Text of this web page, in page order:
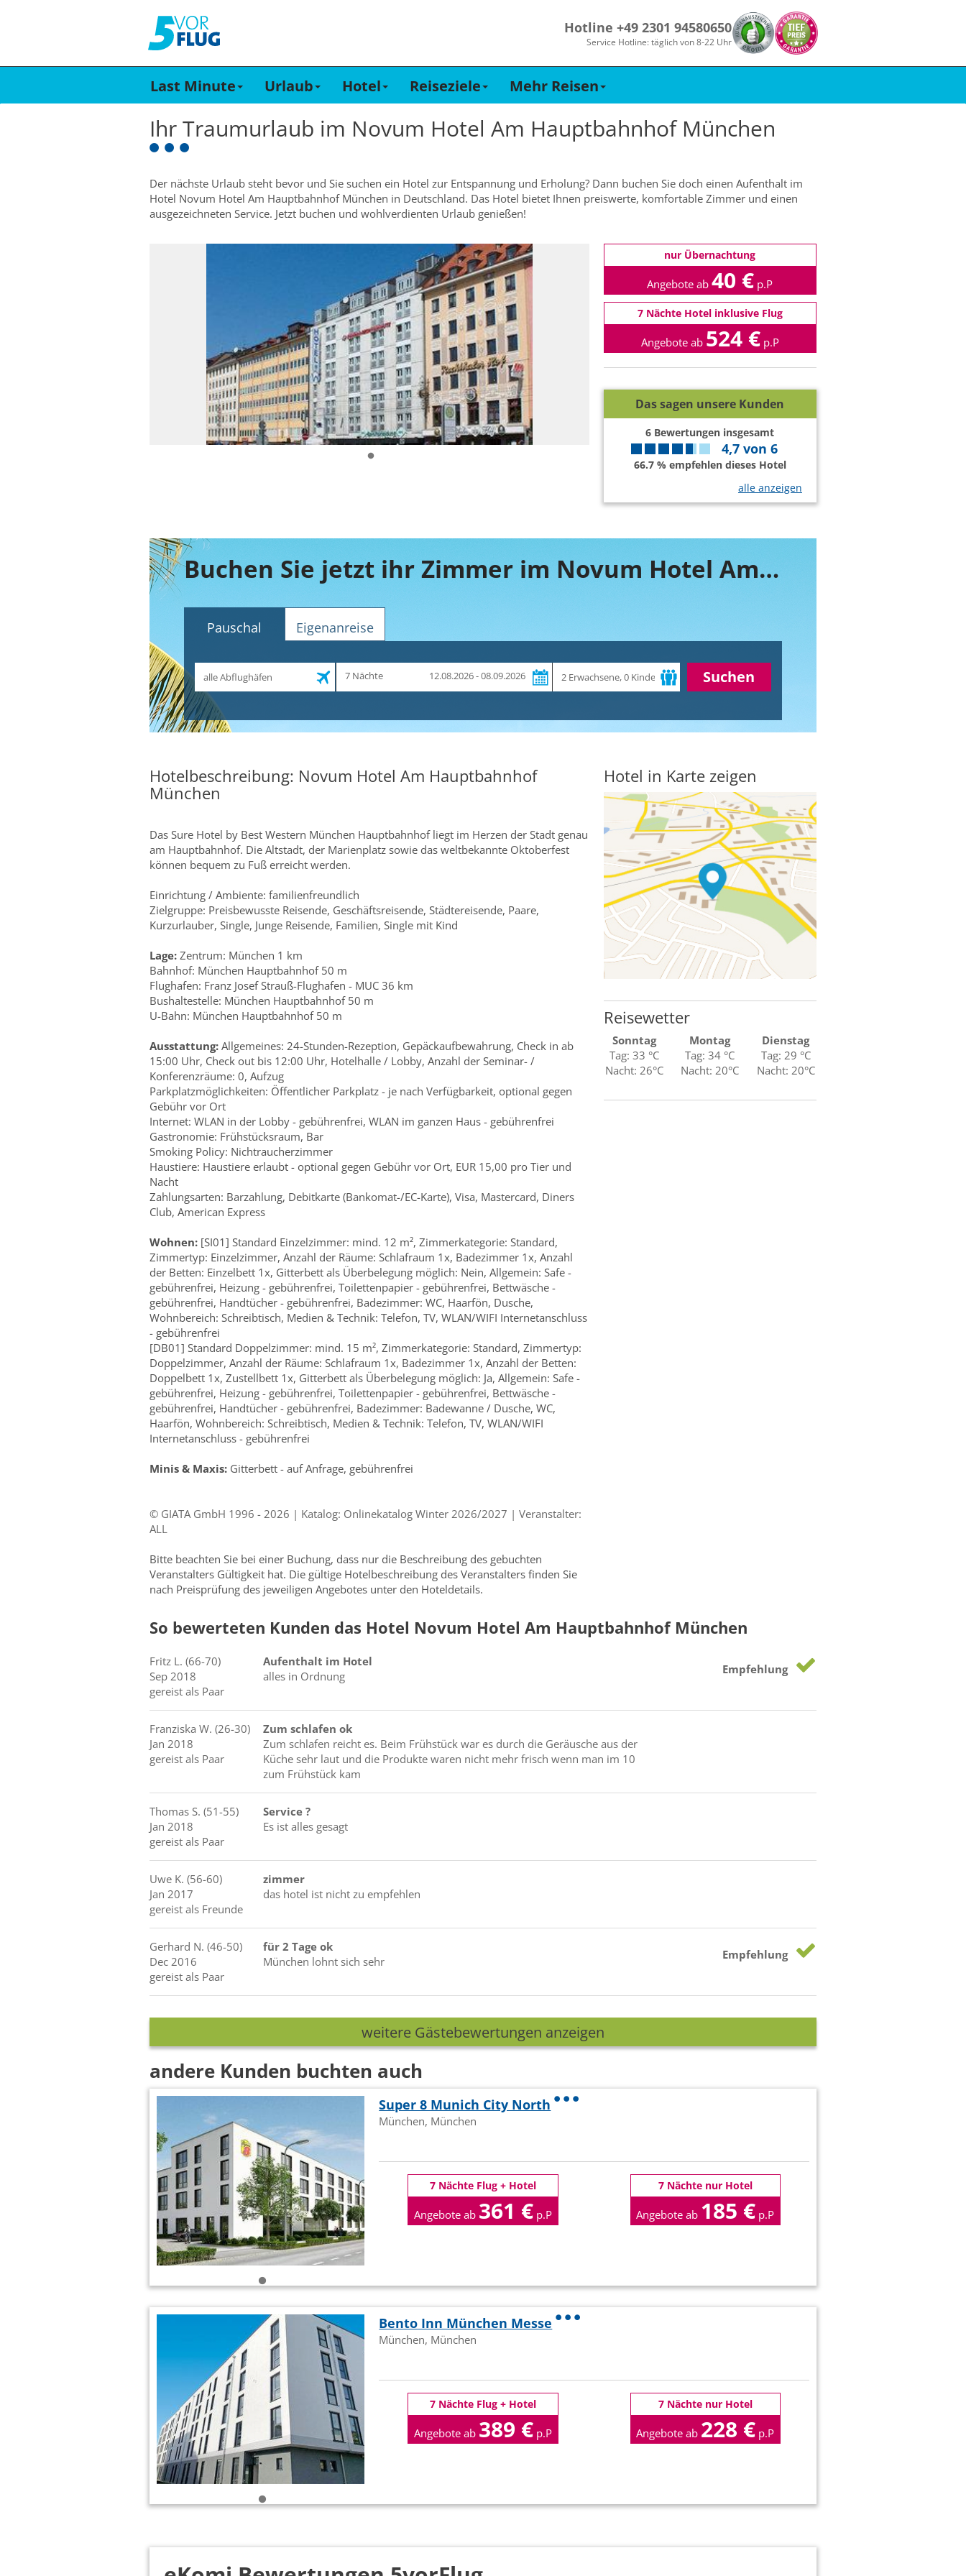
Hotline +49 2301 94580650
Service Hotline: täglich von 8-22 Uhr
Last Minute Urlaub Hotel Reiseziele Mehr Reisen
Ihr Traumurlaub im Novum Hotel Am Hauptbahnhof München
Der nächste Urlaub steht bevor und Sie suchen ein Hotel zur Entspannung und Erholung? Dann buchen Sie doch einen Aufenthalt im
Hotel Novum Hotel Am Hauptbahnhof München in Deutschland. Das Hotel bietet Ihnen preiswerte, komfortable Zimmer und einen
ausgezeichneten Service. Jetzt buchen und wohlverdienten Urlaub genießen!
nur Übernachtung
Angebote ab40 € p.P
7 Nächte Hotel inklusive Flug
Angebote ab 524 € p.P
Das sagen unsere Kunden
6 Bewertungen insgesamt
4,7von 6
66.7 % empfehlen dieses Hotel
alle anzeigen
Buchen Sie jetzt ihr Zimmer im Novum Hotel Am Hauptbahnhof München
Pauschal Eigenanreise
Zeitraum
7 Nächte 12.08.2026 - 08.09.2026 Suchen
Hotelbeschreibung: Novum Hotel Am Hauptbahnhof
München
Das Sure Hotel by Best Western München Hauptbahnhof liegt im Herzen der Stadt genau
am Hauptbahnhof. Die Altstadt, der Marienplatz sowie das weltbekannte Oktoberfest
können bequem zu Fuß erreicht werden.
Einrichtung / Ambiente: familienfreundlich
Zielgruppe: Preisbewusste Reisende, Geschäftsreisende, Städtereisende, Paare,
Kurzurlauber, Single, Junge Reisende, Familien, Single mit Kind
Lage: Zentrum: München 1 km
Bahnhof: München Hauptbahnhof 50 m
Flughafen: Franz Josef Strauß-Flughafen - MUC 36 km
Bushaltestelle: München Hauptbahnhof 50 m
U-Bahn: München Hauptbahnhof 50 m
Ausstattung: Allgemeines: 24-Stunden-Rezeption, Gepäckaufbewahrung, Check in ab
15:00 Uhr, Check out bis 12:00 Uhr, Hotelhalle / Lobby, Anzahl der Seminar- /
Konferenzräume: 0, Aufzug
Parkplatzmöglichkeiten: Öffentlicher Parkplatz - je nach Verfügbarkeit, optional gegen
Gebühr vor Ort
Internet: WLAN in der Lobby - gebührenfrei, WLAN im ganzen Haus - gebührenfrei
Gastronomie: Frühstücksraum, Bar
Smoking Policy: Nichtraucherzimmer
Haustiere: Haustiere erlaubt - optional gegen Gebühr vor Ort, EUR 15,00 pro Tier und
Nacht
Zahlungsarten: Barzahlung, Debitkarte (Bankomat-/EC-Karte), Visa, Mastercard, Diners
Club, American Express
Wohnen: [SI01] Standard Einzelzimmer: mind. 12 m², Zimmerkategorie: Standard,
Zimmertyp: Einzelzimmer, Anzahl der Räume: Schlafraum 1x, Badezimmer 1x, Anzahl
der Betten: Einzelbett 1x, Gitterbett als Überbelegung möglich: Nein, Allgemein: Safe -
gebührenfrei, Heizung - gebührenfrei, Toilettenpapier - gebührenfrei, Bettwäsche -
gebührenfrei, Handtücher - gebührenfrei, Badezimmer: WC, Haarfön, Dusche,
Wohnbereich: Schreibtisch, Medien & Technik: Telefon, TV, WLAN/WIFI Internetanschluss
- gebührenfrei
[DB01] Standard Doppelzimmer: mind. 15 m², Zimmerkategorie: Standard, Zimmertyp:
Doppelzimmer, Anzahl der Räume: Schlafraum 1x, Badezimmer 1x, Anzahl der Betten:
Doppelbett 1x, Zustellbett 1x, Gitterbett als Überbelegung möglich: Ja, Allgemein: Safe -
gebührenfrei, Heizung - gebührenfrei, Toilettenpapier - gebührenfrei, Bettwäsche -
gebührenfrei, Handtücher - gebührenfrei, Badezimmer: Badewanne / Dusche, WC,
Haarfön, Wohnbereich: Schreibtisch, Medien & Technik: Telefon, TV, WLAN/WIFI
Internetanschluss - gebührenfrei
Minis & Maxis: Gitterbett - auf Anfrage, gebührenfrei
© GIATA GmbH 1996 - 2026 | Katalog: Onlinekatalog Winter 2026/2027 | Veranstalter:
ALL
Bitte beachten Sie bei einer Buchung, dass nur die Beschreibung des gebuchten
Veranstalters Gültigkeit hat. Die gültige Hotelbeschreibung des Veranstalters finden Sie
nach Preisprüfung des jeweiligen Angebotes unter den Hoteldetails.
Hotel in Karte zeigen
Reisewetter
Sonntag
Tag: 33 °C
Nacht: 26°C
Montag
Tag: 34 °C
Nacht: 20°C
Dienstag
Tag: 29 °C
Nacht: 20°C
So bewerteten Kunden das Hotel Novum Hotel Am Hauptbahnhof München
Fritz L. (66-70)
Sep 2018
gereist als Paar
Aufenthalt im Hotel
alles in Ordnung
Empfehlung
Franziska W. (26-30)
Jan 2018
gereist als Paar
Zum schlafen ok
Zum schlafen reicht es. Beim Frühstück war es durch die Geräusche aus der
Küche sehr laut und die Produkte waren nicht mehr frisch wenn man im 10
zum Frühstück kam
Thomas S. (51-55)
Jan 2018
gereist als Paar
Service ?
Es ist alles gesagt
Uwe K. (56-60)
Jan 2017
gereist als Freunde
zimmer
das hotel ist nicht zu empfehlen
Gerhard N. (46-50)
Dec 2016
gereist als Paar
für 2 Tage ok
München lohnt sich sehr
Empfehlung
weitere Gästebewertungen anzeigen
andere Kunden buchten auch
Super 8 Munich City North
München, München
7 Nächte Flug + Hotel
Angebote ab 361 € p.P
7 Nächte nur Hotel
Angebote ab 185 € p.P
Bento Inn München Messe
München, München
7 Nächte Flug + Hotel
Angebote ab 389 € p.P
7 Nächte nur Hotel
Angebote ab 228 € p.P